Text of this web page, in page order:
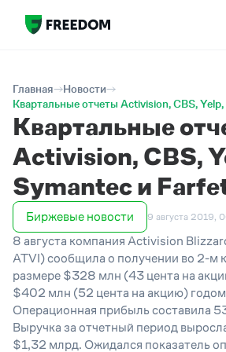
Главная
Новости
Квартальные отчеты Activision, CBS,
Квартальные
Activision, CBS,
Symantec и
Биржевые новости 9 августа 2019,
8 августа компания Activision
ATVI) сообщила о получении во 2-м
размере $328 млн (43 цента на
$402 млн (52 цента на акцию) годом
Операционная прибыль составила
Выручка за отчетный период
$1,32 млрд. Ожидался показатель